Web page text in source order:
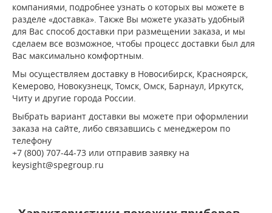
компаниями, подробнее узнать о которых вы можете в
разделе «доставка». Также Вы можете указать удобный
для Вас способ доставки при размещении заказа, и мы
сделаем все возможное, чтобы процесс доставки был для
Вас максимально комфортным.
Мы осуществляем доставку в Новосибирск, Красноярск,
Кемерово, Новокузнецк, Томск, Омск, Барнаул, Иркутск,
Читу и другие города России.
Выбрать вариант доставки вы можете при оформлении
заказа на сайте, либо связавшись с менеджером по
телефону
+7 (800) 707-44-73 или отправив заявку на
keysight@spegroup.ru